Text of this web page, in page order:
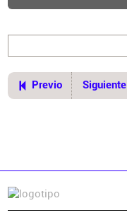
Previo Siguiente